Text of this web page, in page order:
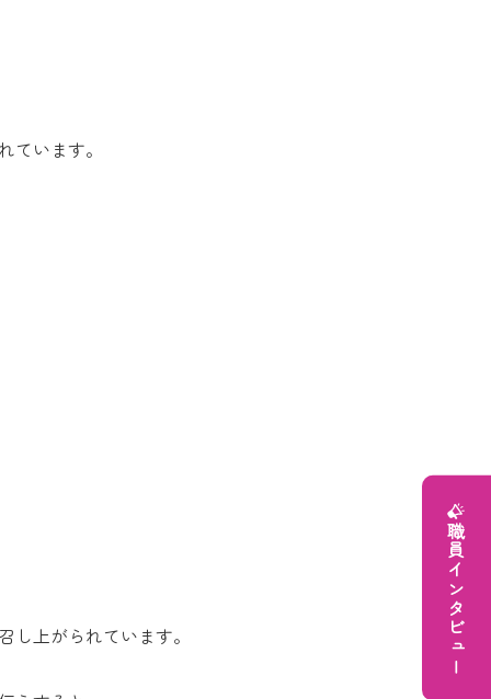
います。
上がられています。 職員インタビュー